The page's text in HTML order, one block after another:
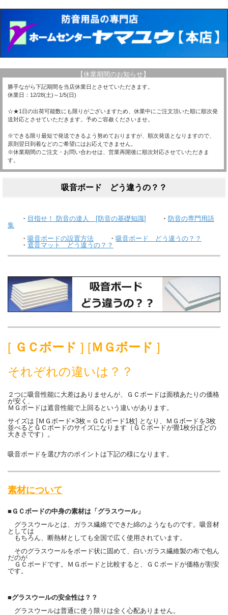
【休業期間のお知らせ】
勝手ながら下記期間を当店休業日とさせていただきます。
休業日：12/28(土)～1/5(日)
☆★1日の出荷可能数にも限りがございますため、休業中にご注文頂いた順に順次発
送対応とさせていただきます。予めご容赦くださいませ。
※できる限り最短で発送できるよう努めておりますが、順次発送となりますので、
原則翌日到着などのご希望にはお応えできません。
※休業期間のご注文・お問い合わせは、営業再開後に順次対応させていただきま
す。
吸音ボード どう違うの？？
・ 目指せ！ 防音の達人 [防音の基礎知識] ・ 防音の専門用語
集
・ 吸音ボードの設置方法 ・ 吸音ボード どう違うの？？
・ 遮音マット どう違うの？？
[ ＧＣボード ] [ＭＧボード ]
それぞれの違いは？？
２つに吸音性能に大差はありませんが、ＧＣボードは面積あたりの価格
が安く、
ＭＧボードは遮音性能で上回るという違いがあります。
サイズは [ＭＧボード×3枚＝ＧＣボード1枚] となり、ＭＧボードを3枚
並べるとＧＣボードのサイズになります（ＧＣボードが畳1枚分ほどの
大きさです）。
吸音ボードを選び方のポイントは下記の様になります。
素材について
■ＧＣボードの中身の素材は「グラスウール」
グラスウールとは、ガラス繊維でできた綿のようなものです。吸音材
としては
もちろん、断熱材としても全国で広く使用されています。
そのグラスウールをボード状に固めて、白いガラス繊維製の布で包ん
だのが
ＧＣボードです。ＭＧボードと比較すると、ＧＣボードが価格が割安
です。
■グラスウールの安全性は？？
グラスウールは普通に使う限りは全く心配ありません。